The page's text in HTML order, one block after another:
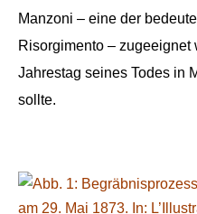
Manzoni – eine der
Risorgimento – zugeeignet
Jahrestag seines Todes in
sollte.